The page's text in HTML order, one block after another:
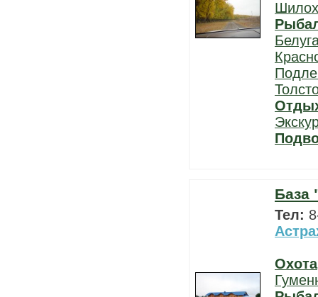
База
Тел:
Охота